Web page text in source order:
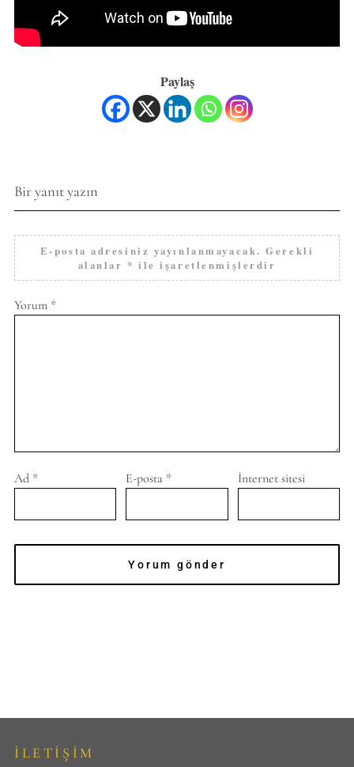
Paylaş
Bir yanıt yazın
E-posta adresiniz yayınlanmayacak. Gerekli
alanlar * ile işaretlenmişlerdir
Yorum *
Ad * E-posta * İnternet sitesi
İLETİŞİM